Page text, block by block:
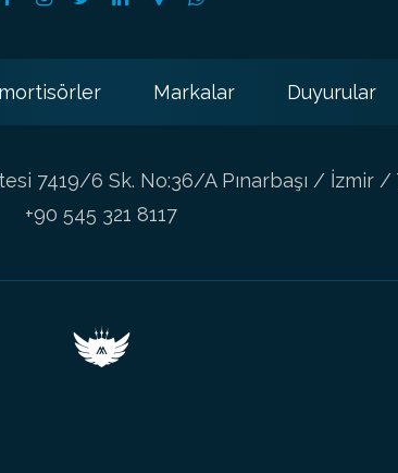
Markalar Duyurular
7419/6 Sk. No:36/A Pınarbaşı / İzmir /
+90 545 321 8117